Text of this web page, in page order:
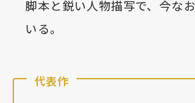
脚本と鋭い人物描写で、今な
いる。
代表作